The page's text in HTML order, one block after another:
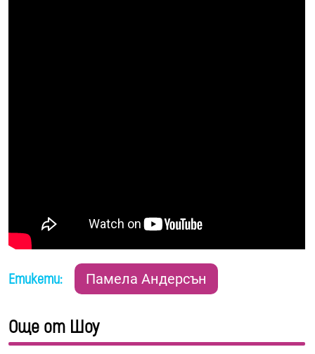
Етикети: Памела Андерсън
Още от Шоу